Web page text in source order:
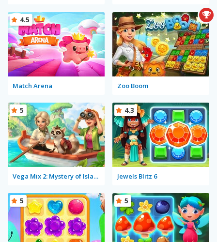
Match Arena
4.5
Zoo Boom
Vega Mix 2: Mystery of Island
5
Jewels Blitz 6
4.3
5 5